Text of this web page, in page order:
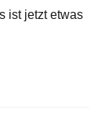
ist jetzt etwas